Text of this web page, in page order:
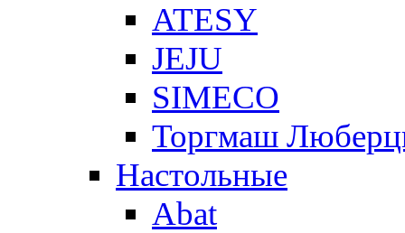
ATESY
JEJU
SIMECO
Торгмаш
Настольные
Abat